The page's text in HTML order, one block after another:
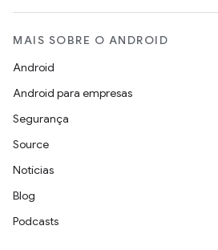
MAIS SOBRE O ANDROID
Android
Android para empresas
Segurança
Source
Notícias
Blog
Podcasts